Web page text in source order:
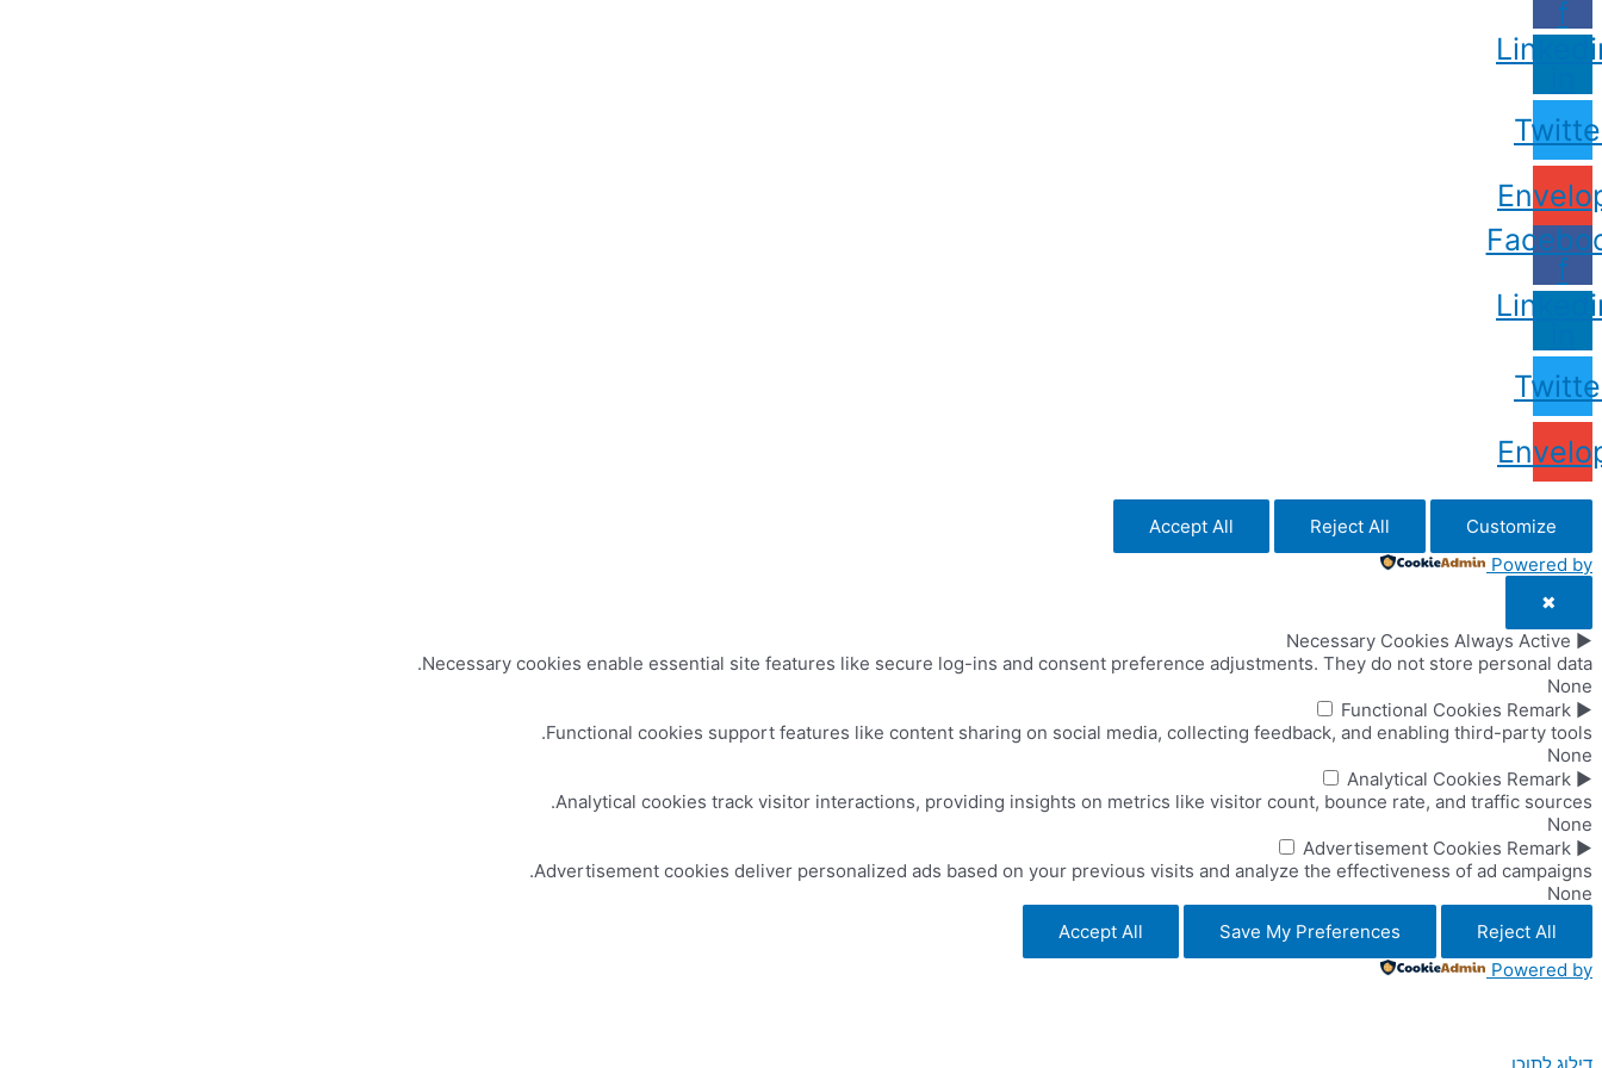
f
f
Customize
Reject All
Accept All
Powered by
✖
►
Necessary Cookies Always Active
Necessary cookies enable essential site features like secure log-ins and consent preference adjustments. They do not store personal data.
None
►
Functional Cookies Remark
Functional cookies support features like content sharing on social media, collecting feedback, and enabling third-party tools.
None
►
Analytical Cookies Remark
Analytical cookies track visitor interactions, providing insights on metrics like visitor count, bounce rate, and traffic sources.
None
►
Advertisement Cookies Remark
Advertisement cookies deliver personalized ads based on your previous visits and analyze the effectiveness of ad campaigns.
None
Reject All
Save My Preferences
Accept All
Powered by